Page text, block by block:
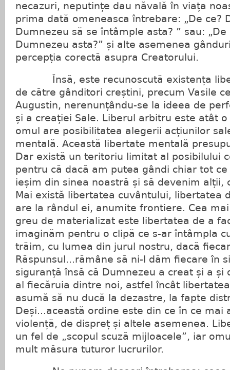
necazuri, neputințe dau năvală în viața
prima dată omeneasca întrebare: „De ce?
Dumnezeu să se întâmple asta? ” sau:
Dumnezeu asta?” și alte asemenea
percepția corectă asupra Creatorului.
Însă, este recunoscută existența
de către gânditori creștini, precum Vasile
Augustin, nerenunțându-se la ideea de
și a creației Sale. Liberul arbitru este atât
omul are posibilitatea alegerii acțiunilor
mentală. Această libertate mentală
Dar există un teritoriu limitat al posibilului
pentru că dacă am putea gândi chiar tot
ieșim din sinea noastră și să devenim alții,
Mai există libertatea cuvântului, libertatea
are la rândul ei, anumite frontiere. Cea
greu de materializat este libertatea de a
imaginăm pentru o clipă ce s-ar întâmpla
trăim, cu lumea din jurul nostru, dacă
Răspunsul...rămâne să ni-l dăm fiecare în
siguranță însă că Dumnezeu a creat și a și
al fiecăruia dintre noi, astfel încât
asumă să nu ducă la dezastre, la fapte
Deși...această ordine este din ce în ce mai
violență, de dispreț și altele asemenea.
un fel de „scopul scuză mijloacele”, iar
mult măsura tuturor lucrurilor.